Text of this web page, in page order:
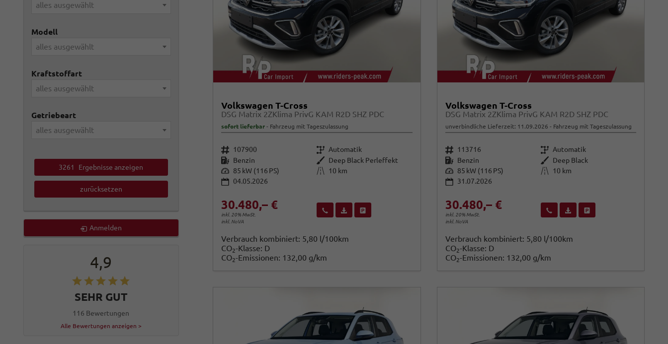
Volkswagen T-Cross
DSG Matrix 2ZKlima PrivG KAM R2D SHZ PDC
sofort lieferbar Fahrzeug mit Tageszulassung
Fahrzeugnr. 107900 Getriebe Automatik
Kraftstoff Benzin Außenfarbe Deep Black Perleffekt
Leistung 85 kW (116 PS) Kilometerstand 10 km
04.05.2026
30.480,– €
inkl. 20% MwSt.
inkl. NoVA
Wir rufen Sie anFahrzeugexposé (PDF)
Verbrauch kombiniert: 5,80 l/100km
CO2-Klasse: D
CO2-Emissionen: 132,00 g/km
Volkswagen T-Cross
DSG Matrix 2ZKlima PrivG KAM R2D SHZ PDC
unverbindliche Lieferzeit: 11.09.2026 Fahrzeug mit Tageszulassung
Fahrzeugnr. 113716 Getriebe Automatik
Kraftstoff Benzin Außenfarbe Deep Black
Leistung 85 kW (116 PS) Kilometerstand
10 km
31.07.2026
30.480,– €
inkl. 20% MwSt.
inkl. NoVA
Wir rufen Sie anFahrzeugexposé (PDF)
Fahrzeug parken
Verbrauch kombiniert: 5,80 l/100km
CO2-Klasse: D
CO2-Emissionen: 132,00 g/km
alles ausgewählt
Modell
alles ausgewählt
Kraftstoffart
alles ausgewählt
Getriebeart
alles ausgewählt
3261 Ergebnisse anzeigen
zurücksetzen
Anmelden
4,9
SEHR GUT
116 Bewertungen
Alle Bewertungen anzeigen >